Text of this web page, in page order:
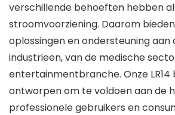
verschillende behoeften hebben
stroomvoorziening. Daarom
oplossingen en ondersteuning aan
industrieën, van de medische
entertainmentbranche. Onze LR14
ontworpen om te voldoen aan de
professionele gebruikers en